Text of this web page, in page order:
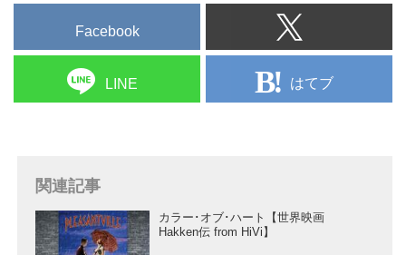
Facebook
LINE はてブ
関連記事
カラー･オブ･ハート【世界映画
Hakken伝 from HiVi】